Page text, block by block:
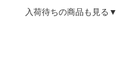
入荷待ちの商品も見る▼